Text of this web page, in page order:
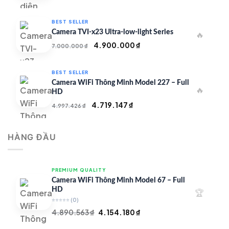
20.000.000 ₫.là:
14.000.000 ₫.
BEST SELLER
Camera TVI-x23 Ultra-low-light Series
7.000.000₫
Giá
7.000.000 ₫.
4.900.000₫
là:
🔥
BEST SELLER
Camera WiFi Thông Minh Model 227 – Full
HD
4.997.426₫
Giá
4.719.147₫
🔥
HÀNG ĐẦU
PREMIUM QUALITY
Camera WiFi Thông Minh Model 67 – Full
HD
⭐⭐⭐⭐⭐ (0)
4.890.563₫ Giá
4.154.180₫
🏆